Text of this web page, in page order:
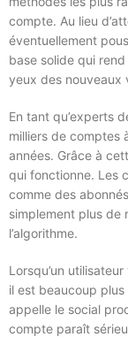
compte. Au lieu
éventuellement
base solide qui
yeux des nouveaux
En tant qu’experts
milliers de comptes
années. Grâce à
qui fonctionne. Les
comme des
simplement plus de
l’algorithme.
Lorsqu’un
il est beaucoup plus
appelle le social
compte paraît